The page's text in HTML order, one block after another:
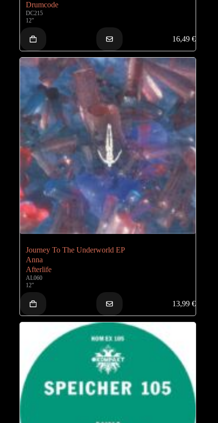
Drumcode
DC215
12"
16,49€
Journey To The Underworld EP
Anna
Afterlife
AL060
12"
13,99€